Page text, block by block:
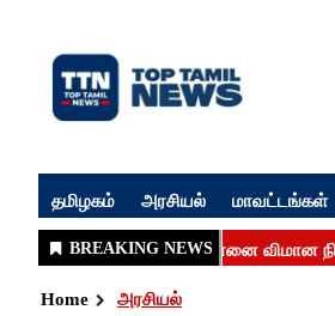
தமிழகம் அரசியல் மாவட்டங்கள்
Home அரசியல்